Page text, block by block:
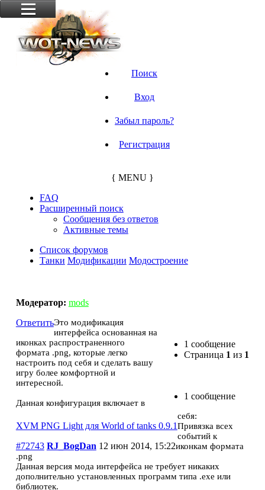
Поиск
Вход
Забыл пароль?
Регистрация
{ MENU }
FAQ
Расширенный поиск
Сообщения без ответов
Активные темы
Список форумов
Танки Модификации Модостроение
Модератор: mods
1 сообщение
Страница 1 из 1
1 сообщение
Ответить
XVM PNG Light для World of tanks 0.9.1
#72743 RJ_BogDan 12 июн 2014, 15:22
Это модификация
интерфейса основанная на
иконках распространенного
формата .png, которые легко
настроить под себя и сделать вашу
игру более комфортной и
интересной.
Данная конфигурация включает в
себя:
Привязка всех
событий к
иконкам формата
.png
Данная версия мода интерфейса не требует никаких
дополнительно установленных программ типа .exe или
библиотек.